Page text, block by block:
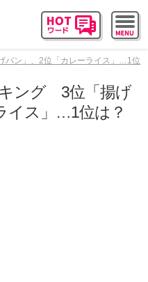
パン」、2位「カレーライス」…1位
キング 3位「揚げ
イス」…1位は？